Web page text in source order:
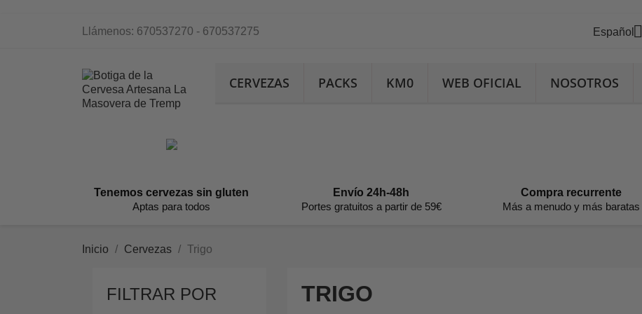
Llámenos: 670537270 - 670537275 Español
CERVEZAS PACKS KM0 WEB OFICIAL NOSOTROS
Tenemos cervezas sin gluten
Aptas para todos
Envío 24h-48h
Portes gratuitos a partir de 59€
Compra recurrente
Más a menudo y más baratas
Inicio Cervezas Trigo
FILTRAR POR TRIGO